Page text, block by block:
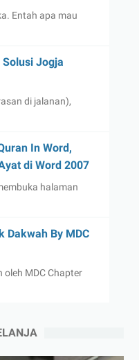
Entah apa mau
Jogja
di jalanan),
In Word,
di Word 2007
halaman
Dakwah By MDC
oleh MDC Chapter